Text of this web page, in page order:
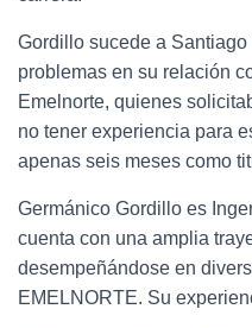
Gordillo sucede a
problemas en su relación
Emelnorte, quienes
no tener experiencia para
apenas seis meses como
Germánico Gordillo es
cuenta con una amplia
desempeñándose en
EMELNORTE. Su